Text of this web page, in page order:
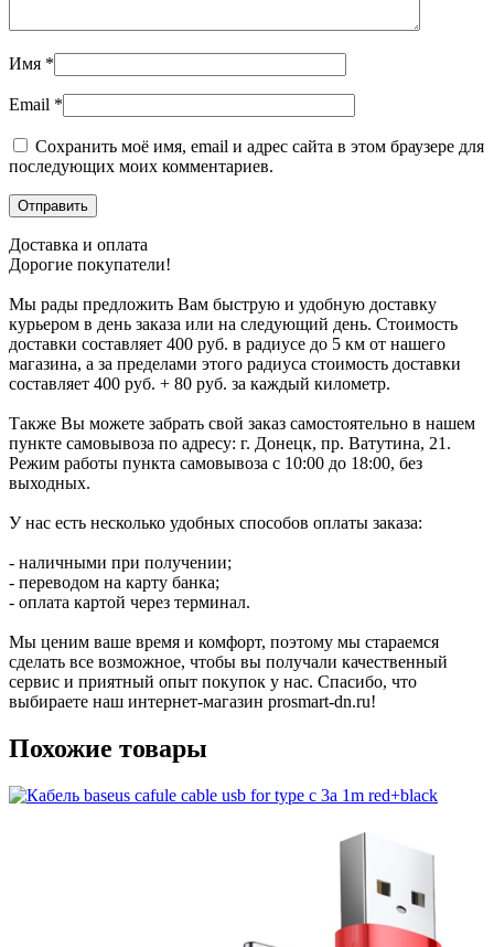
Имя *
Email *
Сохранить моё имя, email и адрес сайта в этом браузере для
последующих моих комментариев.
Доставка и оплата
Дорогие покупатели!
Мы рады предложить Вам быструю и удобную доставку
курьером в день заказа или на следующий день. Стоимость
доставки составляет 400 руб. в радиусе до 5 км от нашего
магазина, а за пределами этого радиуса стоимость доставки
составляет 400 руб. + 80 руб. за каждый километр.
Также Вы можете забрать свой заказ самостоятельно в нашем
пункте самовывоза по адресу: г. Донецк, пр. Ватутина, 21.
Режим работы пункта самовывоза с 10:00 до 18:00, без
выходных.
У нас есть несколько удобных способов оплаты заказа:
- наличными при получении;
- переводом на карту банка;
- оплата картой через терминал.
Мы ценим ваше время и комфорт, поэтому мы стараемся
сделать все возможное, чтобы вы получали качественный
сервис и приятный опыт покупок у нас. Спасибо, что
выбираете наш интернет-магазин prosmart-dn.ru!
Похожие товары